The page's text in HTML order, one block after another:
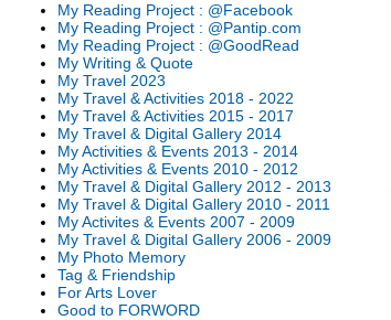
My Reading Project : @Facebook
My Reading Project : @Pantip.com
My Reading Project : @GoodRead
My Writing & Quote
My Travel 2023
My Travel & Activities 2018 - 2022
My Travel & Activities 2015 - 2017
My Travel & Digital Gallery 2014
My Activities & Events 2013 - 2014
My Activities & Events 2010 - 2012
My Travel & Digital Gallery 2012 - 2013
My Travel & Digital Gallery 2010 - 2011
My Activites & Events 2007 - 2009
My Travel & Digital Gallery 2006 - 2009
My Photo Memory
Tag & Friendship
For Arts Lover
Good to FORWORD